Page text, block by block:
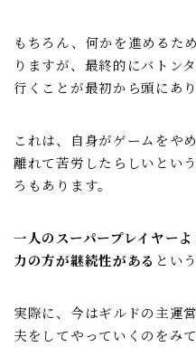
もちろん、何かを進めるた
りますが、最終的にバトン
行くことが最初から頭にあり
これは、自身がゲームをや
離れて苦労したらしいとい
ろもあります。
一人のスーパープレイヤー
力の方が継続性がある とい
実際に、今はギルドの主運
夫をしてやっていくのをみ